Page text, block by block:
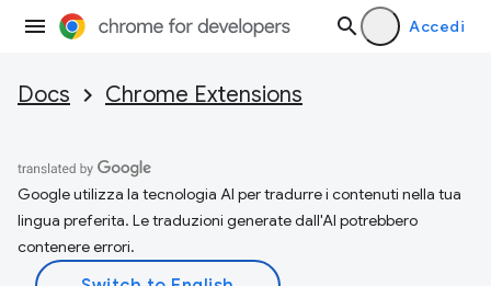
Accedi
Docs Chrome Extensions
Google utilizza la tecnologia AI per tradurre i contenuti nella tua
lingua preferita. Le traduzioni generate dall'AI potrebbero
contenere errori.